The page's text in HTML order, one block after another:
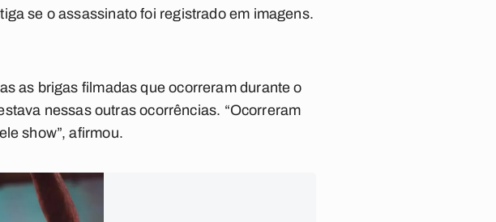
se o assassinato foi registrado em imagens.
as brigas filmadas que ocorreram durante o
nessas outras ocorrências. “Ocorreram
show”, afirmou.